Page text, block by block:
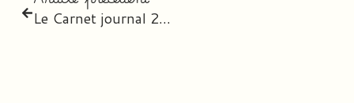
Le Carnet journal 2026-2027 – l’agenda digital personnalisé des professeurs des écoles